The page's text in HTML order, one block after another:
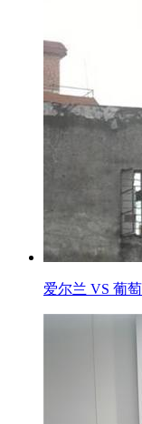
爱尔兰 VS 葡